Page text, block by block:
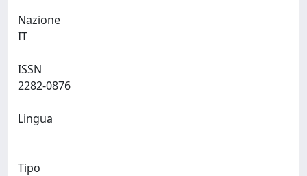
Nazione
ISSN
Lingua
Tipo